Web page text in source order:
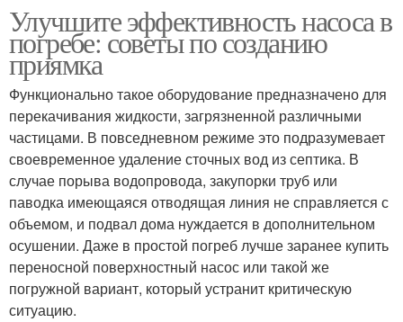
Улучшите эффективность насоса в
погребе: советы по созданию
приямка
Функционально такое оборудование предназначено для
перекачивания жидкости, загрязненной различными
частицами. В повседневном режиме это подразумевает
своевременное удаление сточных вод из септика. В
случае порыва водопровода, закупорки труб или
паводка имеющаяся отводящая линия не справляется с
объемом, и подвал дома нуждается в дополнительном
осушении. Даже в простой погреб лучше заранее купить
переносной поверхностный насос или такой же
погружной вариант, который устранит критическую
ситуацию.